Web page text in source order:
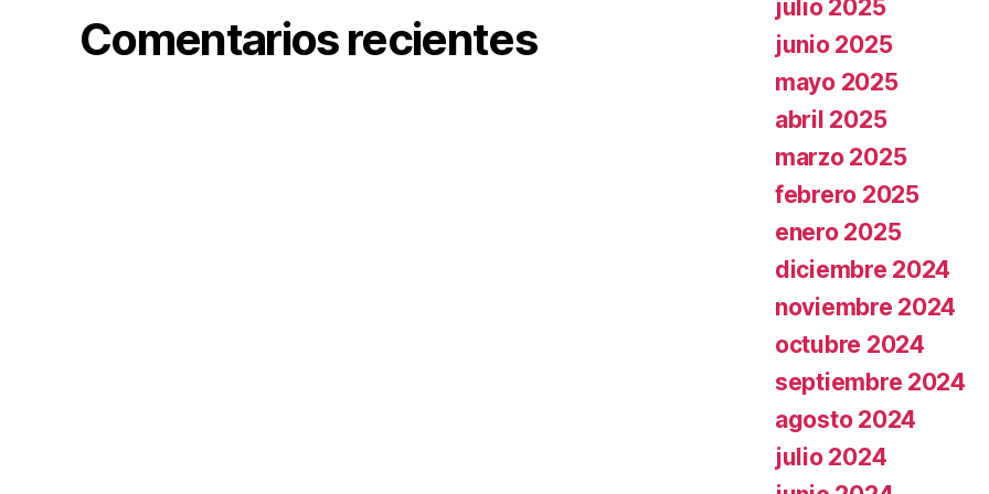
Comentarios recientes
julio 2025
junio 2025
mayo 2025
abril 2025
marzo 2025
febrero 2025
enero 2025
diciembre 2024
noviembre 2024
octubre 2024
septiembre 2024
agosto 2024
julio 2024